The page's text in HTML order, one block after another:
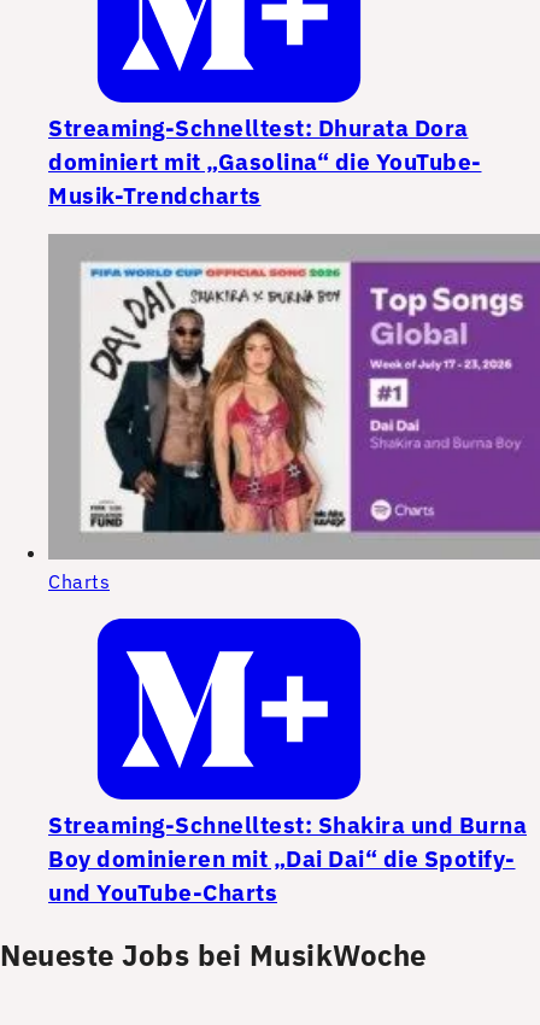
Streaming-Schnelltest: Dhurata Dora
dominiert mit „Gasolina“ die YouTube-
Musik-Trendcharts
Charts
Streaming-Schnelltest: Shakira und Burna
Boy dominieren mit „Dai Dai“ die Spotify-
und YouTube-Charts
Neueste Jobs bei MusikWoche